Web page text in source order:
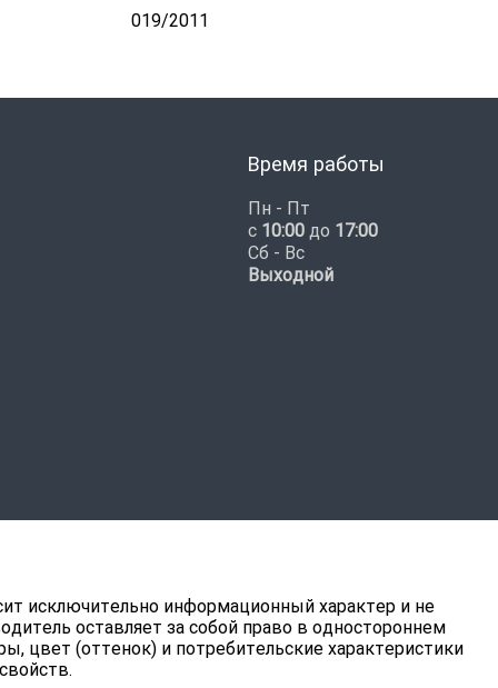
019/2011
Время работы
Пн - Пт
с 10:00 до 17:00
Сб - Вс
Выходной
исключительно информационный характер и не
оставляет за собой право в одностороннем
цвет (оттенок) и потребительские характеристики